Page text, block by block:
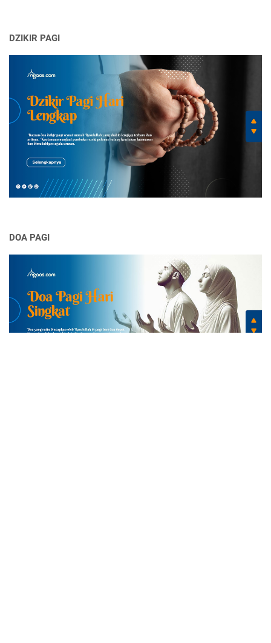
DZIKIR PAGI
DOA PAGI